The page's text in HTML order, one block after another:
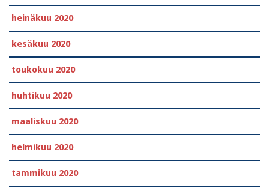
heinäkuu 2020
kesäkuu 2020
toukokuu 2020
huhtikuu 2020
maaliskuu 2020
helmikuu 2020
tammikuu 2020